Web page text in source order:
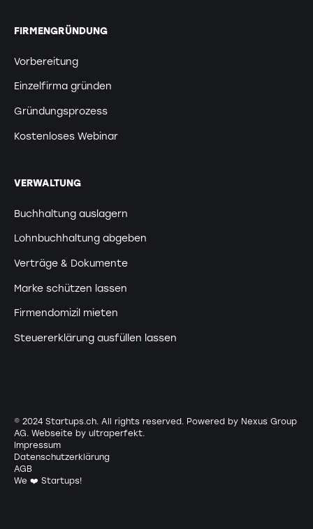
FIRMENGRÜNDUNG
Vorbereitung
Einzelfirma gründen
Gründungsprozess
Kostenloses Webinar
VERWALTUNG
Buchhaltung auslagern
Lohnbuchhaltung abgeben
Verträge & Dokumente
Marke schützen lassen
Firmendomizil mieten
Steuererklärung ausfüllen lassen
© 2024 Startups.ch. All rights reserved. Powered by Nexus Group
AG. Webseite by ultraperfekt.
Impressum
Datenschutzerklärung
AGB
We ❤️ Startups!